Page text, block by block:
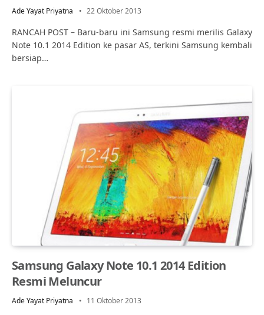
Ade Yayat Priyatna 22 Oktober 2013
RANCAH POST – Baru-baru ini Samsung resmi merilis Galaxy
Note 10.1 2014 Edition ke pasar AS, terkini Samsung kembali
bersiap…
Samsung Galaxy Note 10.1 2014 Edition
Resmi Meluncur
Ade Yayat Priyatna 11 Oktober 2013